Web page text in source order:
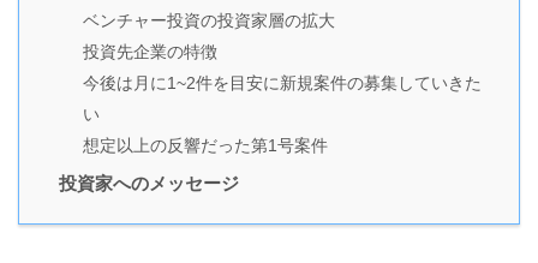
ベンチャー投資の投資家層の拡大
投資先企業の特徴
今後は月に1~2件を目安に新規案件の募集していきた
い
想定以上の反響だった第1号案件
投資家へのメッセージ